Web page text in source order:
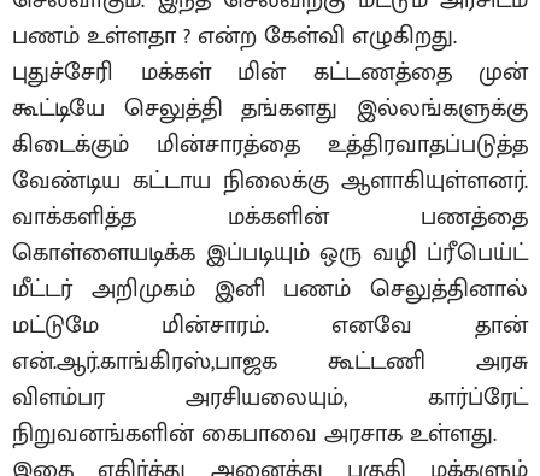
பணம் உள்ளதா ? என்ற கேள்வி எழுகிறது.
புதுச்சேரி மக்கள் மின் கட்டணத்தை முன்
கூட்டியே செலுத்தி தங்களது இல்லங்களுக்கு
கிடைக்கும் மின்சாரத்தை உத்திரவாதப்படுத்த
வேண்டிய கட்டாய நிலைக்கு ஆளாகியுள்ளனர்.
வாக்களித்த மக்களின் பணத்தை
கொள்ளையடிக்க இப்படியும் ஒரு வழி ப்ரீபெய்ட்
மீட்டர் அறிமுகம் இனி பணம் செலுத்தினால்
மட்டுமே மின்சாரம். எனவே தான்
என்.ஆர்.காங்கிரஸ்,பாஜக கூட்டணி அரசு
விளம்பர அரசியலையும், கார்ப்ரேட்
நிறுவனங்களின் கைபாவை அரசாக உள்ளது.